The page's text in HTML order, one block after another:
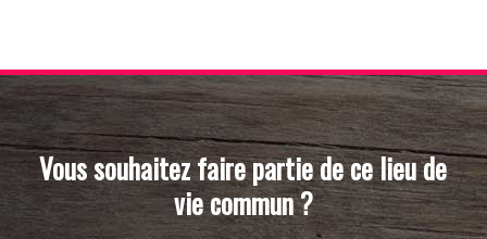
Vous souhaitez faire partie de ce lieu de
vie commun ?